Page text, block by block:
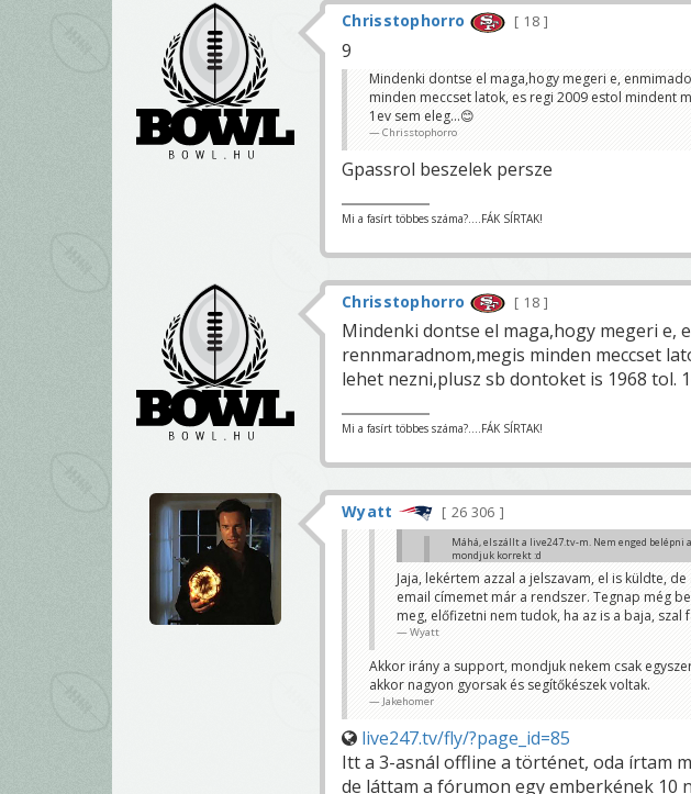
Chrisstophorro 18
9
Mindenki dontse el maga,hogy megeri e,
minden meccset latok, es regi 2009 estol mindent
1ev sem eleg...😊
Chrisstophorro
Gpassrol beszelek persze
Mi a fasírt többes száma?....FÁK SÍRTAK!
Chrisstophorro 18
Mindenki dontse el maga,hogy megeri e,
rennmaradnom,megis minden meccset
lehet nezni,plusz sb dontoket is 1968 tol.
Mi a fasírt többes száma?....FÁK SÍRTAK!
Wyatt 26 306
Máhá, elszállt a live247.tv-m. Nem enged
mondjuk korrekt :d
De a felhasználónevedet csak ismeri...
Jakehomer
Jaja, lekértem azzal a jelszavam, el is küldte,
email címemet már a rendszer. Tegnap még
meg, előfizetni nem tudok, ha az is a baja, szal
Wyatt
Akkor irány a support, mondjuk nekem csak
akkor nagyon gyorsak és segítőkészek voltak.
Jakehomer
live247.tv/fly/?page_id=85
Itt a 3-asnál offline a történet, oda írtam
de láttam a fórumon egy emberkének 10